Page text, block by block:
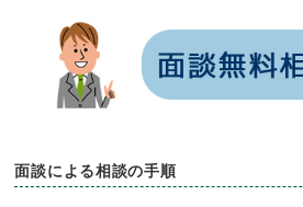
面談による相談の手順